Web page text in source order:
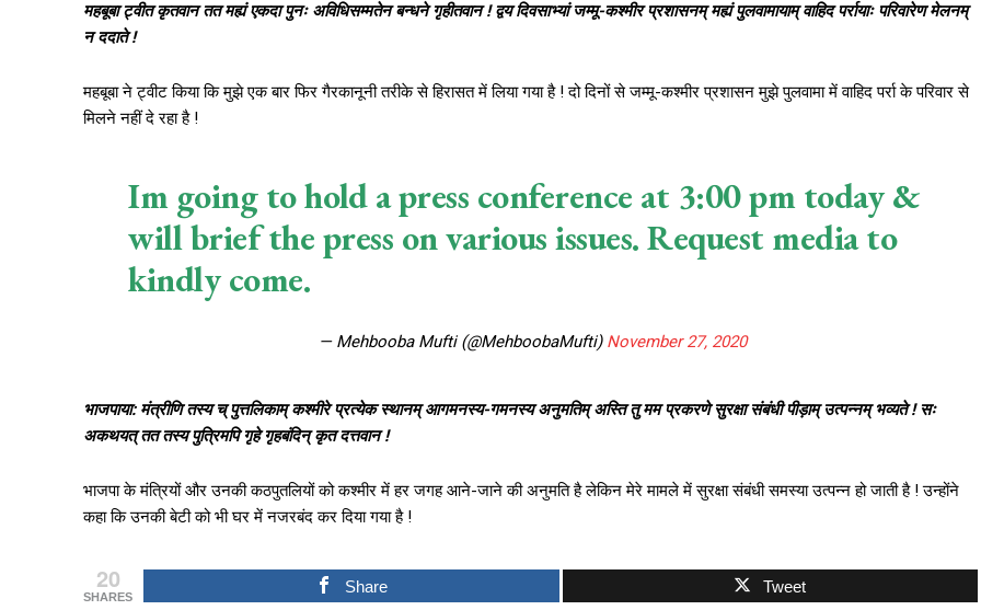
महबूबा ट्वीत कृतवान तत मह्यं एकदा पुनः अविधिसम्मतेन बन्धने गृहीतवान ! द्वय दिवसाभ्यां जम्मू-कश्मीर प्रशासनम् मह्यं पुलवामायाम् वाहिद पर्रायाः परिवारेण मेलनम्
न ददाते !
महबूबा ने ट्वीट किया कि मुझे एक बार फिर गैरकानूनी तरीके से हिरासत में लिया गया है ! दो दिनों से जम्मू-कश्मीर प्रशासन मुझे पुलवामा में वाहिद पर्रा के परिवार से
मिलने नहीं दे रहा है !
Im going to hold a press conference at 3:00 pm today &
will brief the press on various issues. Request media to
kindly come.
— Mehbooba Mufti (@MehboobaMufti) November 27, 2020
भाजपाया: मंत्रीणि तस्य च् पुत्तलिकाम् कश्मीरे प्रत्येक स्थानम् आगमनस्य-गमनस्य अनुमतिम् अस्ति तु मम प्रकरणे सुरक्षा संबंधी पीड़ाम् उत्पन्नम् भव्यते ! सः
अकथयत् तत तस्य पुत्रिमपि गृहे गृहबंदिन् कृत दत्तवान !
भाजपा के मंत्रियों और उनकी कठपुतलियों को कश्मीर में हर जगह आने-जाने की अनुमति है लेकिन मेरे मामले में सुरक्षा संबंधी समस्या उत्पन्न हो जाती है ! उन्होंने
कहा कि उनकी बेटी को भी घर में नजरबंद कर दिया गया है !
20
SHARES
Share Tweet